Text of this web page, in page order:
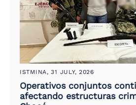
ISTMINA,31 JULY, 2026
Operativos conjuntos
afectando estructuras